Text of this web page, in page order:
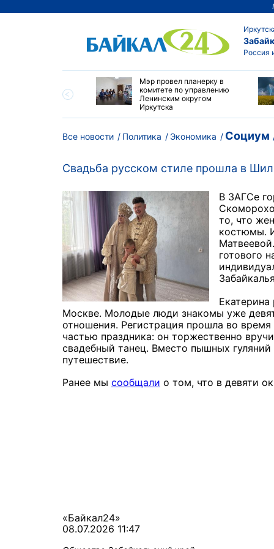
Россия
сделать
Мэр провел планерку в
комитете по управлению
Ленинским округом
Иркутска
Все новости Политика Экономика Социум
Свадьба русском стиле прошла в
В ЗАГСе
то, что
костюмы.
готового
Москве. Молодые люди знакомы уже
отношения. Регистрация прошла во
частью праздника: он торжественно
свадебный танец. Вместо пышных гуляний
путешествие.
Ранее мы сообщали о том, что в девяти
«Байкал24»
08.07.2026 11:47